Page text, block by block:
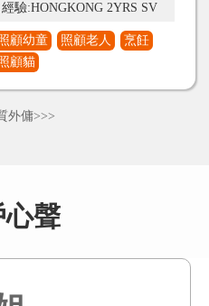
經驗:HONGKONG 2YRS SV
顧幼童 照顧老人
烹飪
顧貓
外傭>>>
心聲